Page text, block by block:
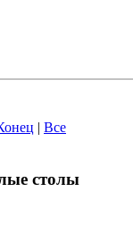
| Все
столы